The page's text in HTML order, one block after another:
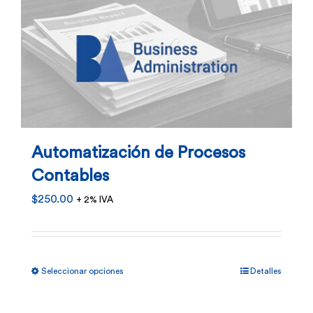
de
producto
Automatización de Procesos
Contables
$250.00 + 2% IVA
Seleccionar opciones Detalles